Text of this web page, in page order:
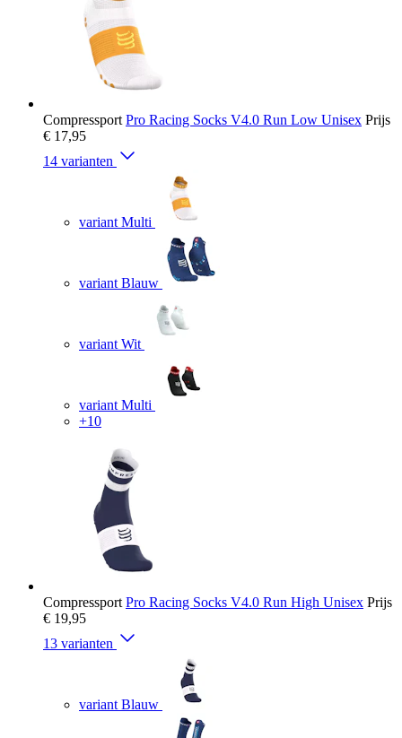
Compressport Pro Racing Socks V4.0 Run Low Unisex Prijs
€ 17,95
14 varianten
variant Multi
variant Blauw
variant Wit
variant Multi
+10
Compressport Pro Racing Socks V4.0 Run High Unisex Prijs
€ 19,95
13 varianten
variant Blauw